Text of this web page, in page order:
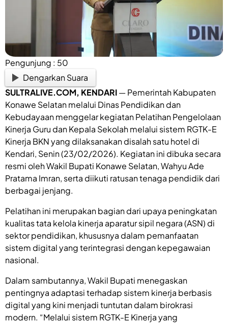
Pengunjung : 50
Dengarkan Suara
SULTRALIVE.COM, KENDARI— Pemerintah Kabupaten
Konawe Selatan melalui Dinas Pendidikan dan
Kebudayaan menggelar kegiatan Pelatihan Pengelolaan
Kinerja Guru dan Kepala Sekolah melalui sistem RGTK-E
Kinerja BKN yang dilaksanakan disalah satu hotel di
Kendari, Senin (23/02/2026). Kegiatan ini dibuka secara
resmi oleh Wakil Bupati Konawe Selatan, Wahyu Ade
Pratama Imran, serta diikuti ratusan tenaga pendidik dari
berbagai jenjang.
Pelatihan ini merupakan bagian dari upaya peningkatan
kualitas tata kelola kinerja aparatur sipil negara (ASN) di
sektor pendidikan, khususnya dalam pemanfaatan
sistem digital yang terintegrasi dengan kepegawaian
nasional.
Dalam sambutannya, Wakil Bupati menegaskan
pentingnya adaptasi terhadap sistem kinerja berbasis
digital yang kini menjadi tuntutan dalam birokrasi
modern. “Melalui sistem RGTK-E Kinerja yang